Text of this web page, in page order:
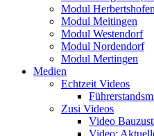
Modul Herbertshofen
Modul Meitingen
Modul Westendorf
Modul Nordendorf
Modul Mertingen
Medien
Echtzeit Videos
Zusi Videos
Video
Video: